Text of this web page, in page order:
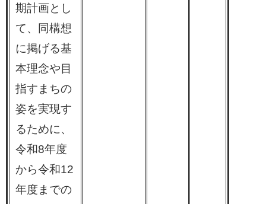
期計画とし
て、同構想
に掲げる基
本理念や目
指すまちの
姿を実現す
るために、
令和8年度
から令和12
年度までの